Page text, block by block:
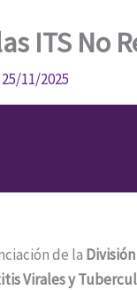
ITS No
25/11/2025
de la
Virales y